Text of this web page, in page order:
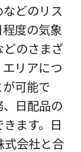
どのリス
度の気象
どのさまざ
リアにつ
可能で
日配品の
ます。日
式会社と合